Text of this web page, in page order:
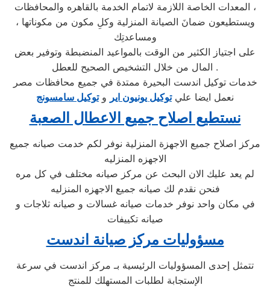
المعدات الخاصة اللازمة لاتمام الخدمة بالقاهره والمحافظات ،
ويستطيعون ضمانَ الصيانة المنزلية وكلِ مكون من مكوناتها ،
ومساعدتِك
على اجتياز الكثير من الوقت بالمواعيد المنضبطة وتوفير بعض
المال من خلال التشخيص الصحيح للعطل .
خدمات توكيل اندست البحيرة ممتدة في جميع محافظات مصر
نعمل ايضا عليتوكيل يونيون اير وتوكيل سامسونج
نستطيع اصلاح جميع الاعطال الصعبة
مركز اصلاح جميع الاجهزة المنزلية نوفر لكم خدمت صيانه جميع
الاجهزه المنزليه
لم يعد عليك الان البحث عن مركز صيانه مختلف في كل مره
فنحن نقدم لك صيانه جميع الاجهزه المنزليه
في مكان واحد نوفر خدمات صيانه غسالات و صيانه ثلاجات و
صيانه تكييفات
مسؤوليات مركز صيانة اندست
تتمثل إحدى المسؤوليات الرئيسية بـ مركز اندست في سرعة
الإستجابة لطلبات المستهلك للمنتج